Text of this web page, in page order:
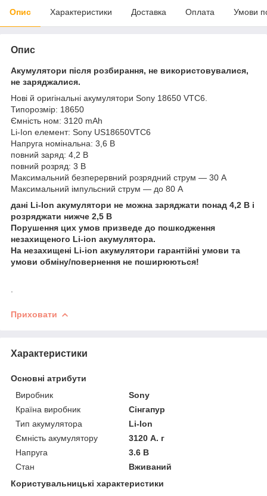
Опис Характеристики Доставка Оплата Умови
Опис
Акумулятори після розбирання, не використовувалися,
не заряджалися.
Нові й оригінальні акумулятори Sony 18650 VTC6.
Типорозмір: 18650
Ємність ном: 3120 mAh
Li-Ion елемент: Sony US18650VTC6
Напруга номінальна: 3,6 В
повний заряд: 4,2 В
повний розряд: 3 В
Максимальний безперервний розрядний струм — 30 А
Максимальний імпульсний струм — до 80 А
дані Li-Ion акумулятори не можна заряджати понад 4,2 В і
розряджати нижче 2,5 В
Порушення цих умов призведе до пошкодження
незахищеного Li-ion акумулятора.
На незахищені Li-ion акумулятори гарантійні умови та
умови обміну/повернення не поширюються!
Приховати
Характеристики
Основні атрибути
Виробник
Sony
Країна виробник
Сінгапур
Тип акумулятора
Li-Ion
Ємність акумулятору
3120 А. г
Напруга
3.6 В
Стан
Вживаний
Користувальницькі характеристики